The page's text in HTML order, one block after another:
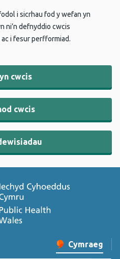
i sicrhau fod y wefan yn
ni’n defnyddio cwcis
i fesur perfformiad.
cwcis
cwcis
Newid iaith y
Cymraeg